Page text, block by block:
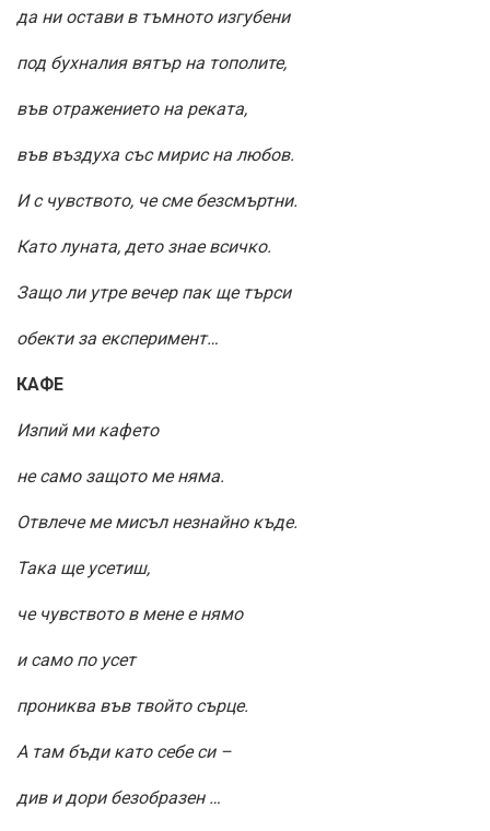
да ни остави в тъмното изгубени
под бухналия вятър на тополите,
във отражението на реката,
във въздуха със мирис на любов.
И с чувството, че сме безсмъртни.
Като луната, дето знае всичко.
Защо ли утре вечер пак ще търси
обекти за експеримент…
КАФЕ
Изпий ми кафето
не само защото ме няма.
Отвлече ме мисъл незнайно къде.
Така ще усетиш,
че чувството в мене е нямо
и само по усет
прониква във твойто сърце.
А там бъди като себе си –
див и дори безобразен …